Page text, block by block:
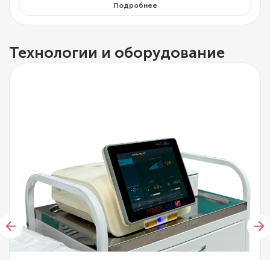
Подробнее
Технологии и оборудование